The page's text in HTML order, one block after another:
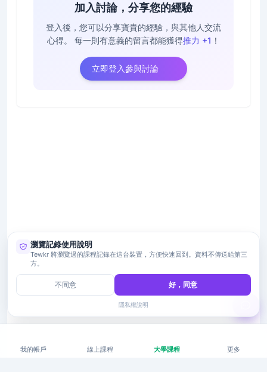
加入討論，分享您的經驗
登入後，您可以分享寶貴的經驗，與其他人交流
心得。
每一則有意義的留言都能獲得推力 +1 ！
立即登入參與討論
我的帳戶 線上課程 大學課程 更多
瀏覽記錄使用說明
Tewkr 將瀏覽過的課程記錄在這台裝置，方便快速回到。資料不傳送給第三
方。
不同意 好，同意
隱私權說明